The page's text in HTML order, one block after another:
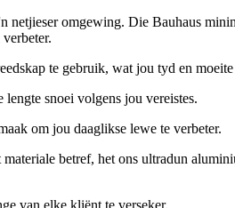
omgewing. Die Bauhaus
te gebruik, wat jou tyd en moeite
snoei volgens jou vereistes.
om jou daaglikse lewe te verbeter.
betref, het ons ultradun
van elke kliënt te verseker.